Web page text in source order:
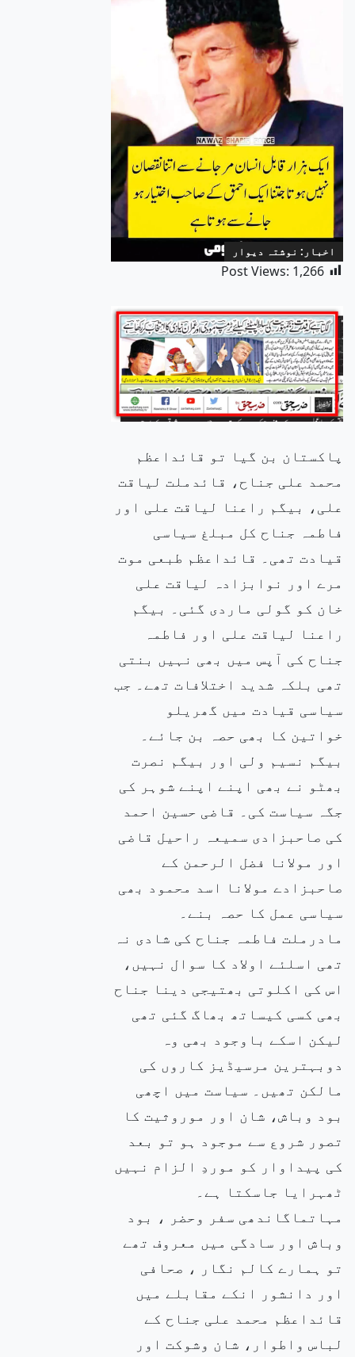
اخبار: نوشتہ دیوار
Post Views: 1,266
پاکستان بن گیا تو قائداعظم
محمد علی جناح، قائدملت لیاقت
علی، بیگم راعنا لیاقت علی اور
فاطمہ جناح کل مبلغ سیاسی
قیادت تھی۔ قائداعظم طبعی موت
مرے اور نوابزادہ لیاقت علی
خان کو گولی ماردی گئی۔ بیگم
راعنا لیاقت علی اور فاطمہ
جناح کی آپس میں بھی نہیں بنتی
تھی بلکہ شدید اختلافات تھے۔ جب
سیاسی قیادت میں گھریلو
خواتین کا بھی حصہ بن جائے۔
بیگم نسیم ولی اور بیگم نصرت
بھٹو نے بھی اپنے اپنے شوہر کی
جگہ سیاست کی۔ قاضی حسین احمد
کی صاحبزادی سمیعہ راحیل قاضی
اور مولانا فضل الرحمن کے
صاحبزادے مولانا اسد محمود بھی
سیاسی عمل کا حصہ بنے۔
مادرملت فاطمہ جناح کی شادی نہ
تھی اسلئے اولاد کا سوال نہیں،
اس کی اکلوتی بھتیجی دینا جناح
بھی کسی کیساتھ بھاگ گئی تھی
لیکن اسکے باوجود بھی وہ
دوبہترین مرسیڈیز کاروں کی
مالکن تھیں۔ سیاست میں اچھی
بود وباش، شان اور موروثیت کا
تصور شروع سے موجود ہو تو بعد
کی پیداوار کو موردِ الزام نہیں
ٹھہرایا جاسکتا ہے۔
مہاتماگاندھی سفر وحضر ، بود
وباش اور سادگی میں معروف تھے
تو ہمارے کالم نگار ، صحافی
اور دانشور انکے مقابلے میں
قائداعظم محمد علی جناح کے
لباس واطوار، شان وشوکت اور